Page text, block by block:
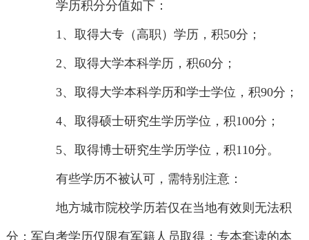
学历积分分值如下：
1、取得大专（高职）学历，积50分；
2、取得大学本科学历，积60分；
3、取得大学本科学历和学士学位，积90分；
4、取得硕士研究生学历学位，积100分；
5、取得博士研究生学历学位，积110分。
有些学历不被认可，需特别注意：
地方城市院校学历若仅在当地有效则无法积
分；军自考学历仅限有军籍人员取得；专本套读的本